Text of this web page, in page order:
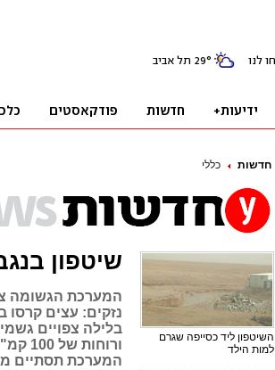
חדשות כללי
שיטפון בנגב: בן 4
המערכת הגשומה
נזקים: עצים קרסו
בלילה צפויים
המערכת תסתיים
השיטפון ליד כסייפה שגרם
למות הילד